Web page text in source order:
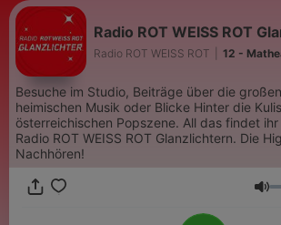
Radio ROT WEISS ROT
Radio ROT WEISS ROT 12 -
Besuche im Studio, Beiträge über die
heimischen Musik oder Blicke Hinter die
österreichischen Popszene. All das findet
Radio ROT WEISS ROT Glanzlichtern. Die
Nachhören!